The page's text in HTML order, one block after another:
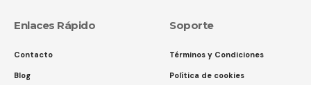
Enlaces Rápido
Contacto
Blog
Soporte
Términos y Condiciones
Política de cookies